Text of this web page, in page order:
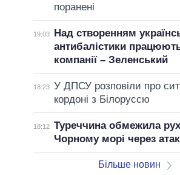
поранені
19:03
Над створенням
антибалістики
компанії – Зеленський
18:23 У ДПСУ розповіли про
кордоні з Білоруссю
18:12 Туреччина обмежила
Чорному морі через
Більше новин